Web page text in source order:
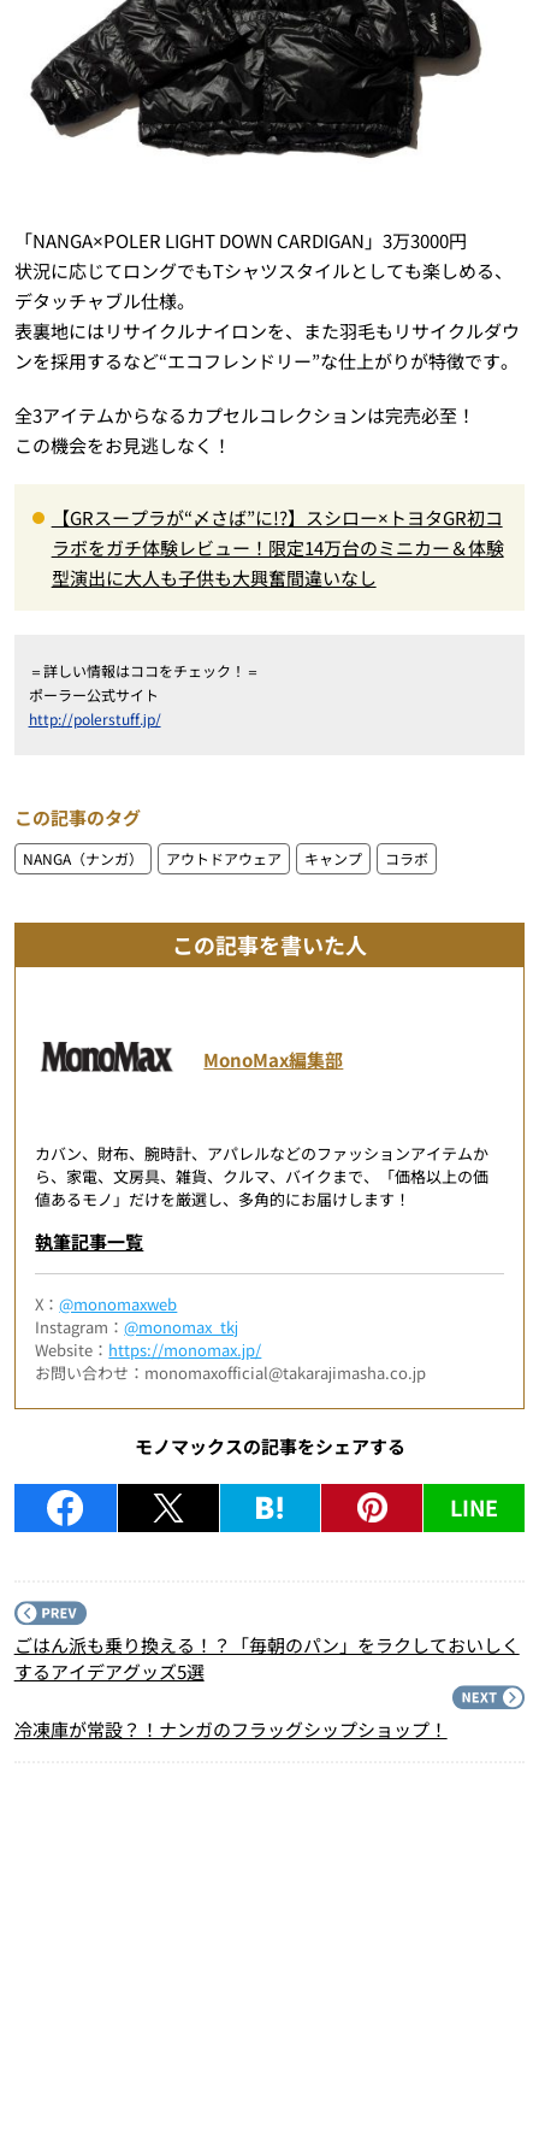
「NANGA×POLER LIGHT DOWN CARDIGAN」3万3000円
状況に応じてロングでもTシャツスタイルとしても楽しめる、
デタッチャブル仕様。
表裏地にはリサイクルナイロンを、また羽毛もリサイクルダウ
ンを採用するなど“エコフレンドリー”な仕上がりが特徴です。
全3アイテムからなるカプセルコレクションは完売必至！
この機会をお見逃しなく！
【GRスープラが“〆さば”に!?】スシロー×トヨタGR初コ
ラボをガチ体験レビュー！限定14万台のミニカー＆体験
型演出に大人も子供も大興奮間違いなし
＝詳しい情報はココをチェック！＝
ポーラー公式サイト
http://polerstuff.jp/
この記事のタグ
NANGA（ナンガ） アウトドアウェア キャンプ コラボ
この記事を書いた人
MonoMax編集部
カバン、財布、腕時計、アパレルなどのファッションアイテムか
ら、家電、文房具、雑貨、クルマ、バイクまで、「価格以上の価
値あるモノ」だけを厳選し、多角的にお届けします！
執筆記事一覧
X：@monomaxweb
Instagram：@monomax_tkj
Website： https://monomax.jp/
お問い合わせ：monomaxofficial@takarajimasha.co.jp
モノマックスの記事をシェアする
LINE
ごはん派も乗り換える！？「毎朝のパン」をラクしておいしく
するアイデアグッズ5選
冷凍庫が常設？！ナンガのフラッグシップショップ！